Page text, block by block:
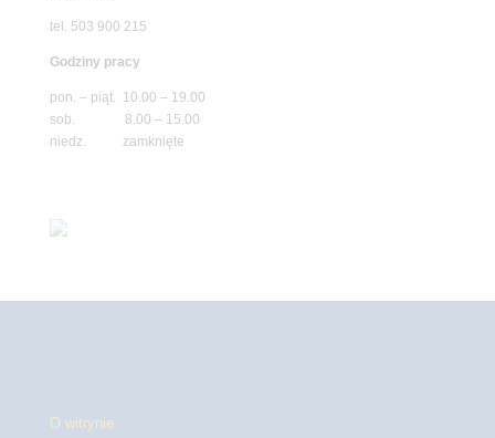
tel. 503 900 215
Godziny pracy
pon. – piąt. 10.00 – 19.00
sob. 8.00 – 15.00
niedz. zamknięte
O witrynie